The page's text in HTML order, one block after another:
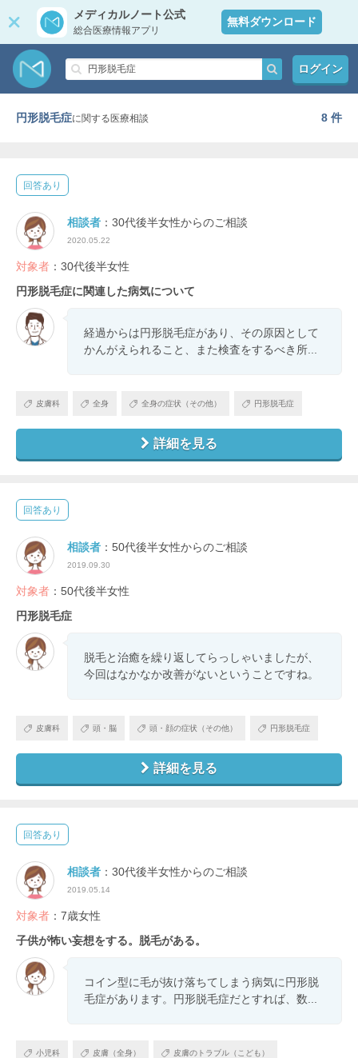
メディカルノート公式
総合医療情報アプリ
無料ダウンロード
ログイン
円形脱毛症に関する医療相談 8 件
回答あり
相談者 ：30代後半女性からのご相談
2020.05.22
対象者 ：30代後半女性
円形脱毛症に関連した病気について
経過からは円形脱毛症があり、その原因として
かんがえられること、また検査をするべき所...
皮膚科 全身 全身の症状（その他） 円形脱毛症
詳細を見る
回答あり
相談者 ：50代後半女性からのご相談
2019.09.30
対象者 ：50代後半女性
円形脱毛症
脱毛と治癒を繰り返してらっしゃいましたが、
今回はなかなか改善がないということですね。
皮膚科 頭・脳 頭・顔の症状（その他） 円形脱毛症
詳細を見る
回答あり
相談者 ：30代後半女性からのご相談
2019.05.14
対象者 ：7歳女性
子供が怖い妄想をする。脱毛がある。
コイン型に毛が抜け落ちてしまう病気に円形脱
毛症があります。円形脱毛症だとすれば、数...
小児科 皮膚（全身） 皮膚のトラブル（こども）